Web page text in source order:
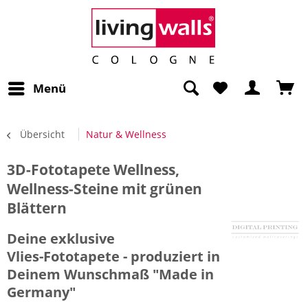
Menü
Übersicht Natur & Wellness
3D-Fototapete Wellness,
Wellness-Steine mit grünen
Blättern
Deine exklusive
Vlies-Fototapete - produziert in
Deinem Wunschmaß "Made in
Germany"